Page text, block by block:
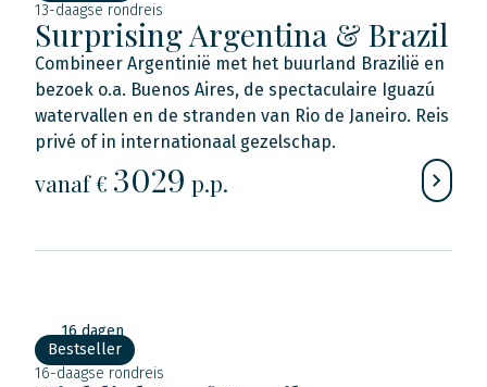
13-daagse rondreis
Surprising Argentina & Brazil
Combineer Argentinië met het buurland Brazilië en
bezoek o.a. Buenos Aires, de spectaculaire Iguazú
watervallen en de stranden van Rio de Janeiro. Reis
privé of in internationaal gezelschap.
vanaf € 3029 p.p.
16 dagen
Bestseller
16-daagse rondreis